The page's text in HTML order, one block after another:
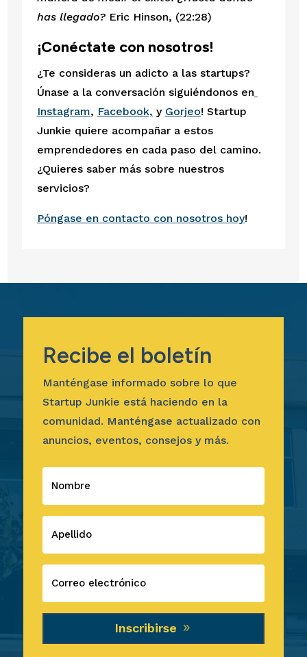
has llegado? Eric Hinson, (22:28)
¡Conéctate con nosotros!
¿Te consideras un adicto a las startups?
Únase a la conversación siguiéndonos en
Instagram, Facebook, y Gorjeo! Startup
Junkie quiere acompañar a estos
emprendedores en cada paso del camino.
¿Quieres saber más sobre nuestros
servicios?
Póngase en contacto con nosotros hoy!
Recibe el boletín
Manténgase informado sobre lo que
Startup Junkie está haciendo en la
comunidad. Manténgase actualizado con
anuncios, eventos, consejos y más.
Inscribirse